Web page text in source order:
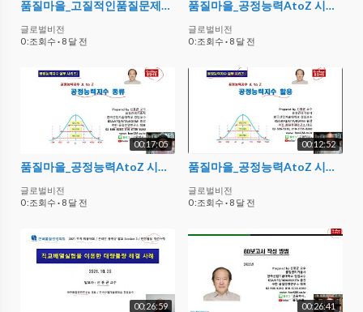
품질마을_고질적인품질문제해결방법실무 시리즈5_고품해결 사례1
글로벌비전
0 :조회수 · 8 달 전
품질마을_공정능력AtoZ 시리즈1_공정능력이란
글로벌비전
0 :조회수 · 8 달 전
00:17:05
품질마을_공정능력AtoZ 시리즈2_공정능력지수 종류
글로벌비전
0 :조회수 · 8 달 전
00:12:52
품질마을_공정능력AtoZ 시리즈3_공정능력지수활용
글로벌비전
0 :조회수 · 8 달 전
00:26:59 00:26:41